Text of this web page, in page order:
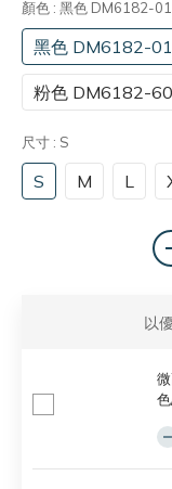
顏色 : 黑色 DM6182-
黑色 DM6182-
粉色 DM6182-
尺寸 : S
S M L
以